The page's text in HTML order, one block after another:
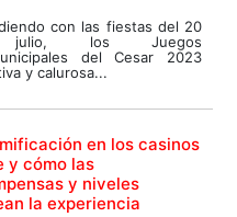
con las fiestas del 20
los Juegos
del Cesar 2023
y calurosa...
en los casinos
y cómo las
y niveles
la experiencia